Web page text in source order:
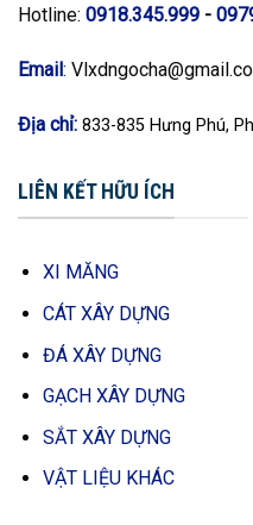
Hotline: 0918.345.999 -
Email:
Địa chỉ: 833-835 Hưng Phú,
LIÊN KẾT HỮU ÍCH
XI MĂNG
CÁT XÂY DỰNG
ĐÁ XÂY DỰNG
GẠCH XÂY DỰNG
SẮT XÂY DỰNG
VẬT LIỆU KHÁC